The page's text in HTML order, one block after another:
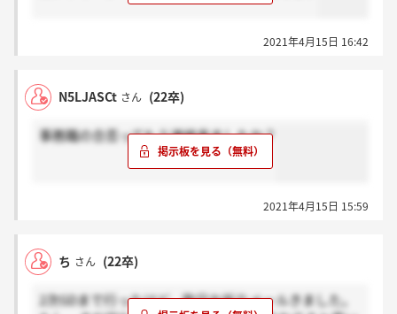
2021年4月15日 16:42
N5LJASCt さん (22卒)
事務職の合否ってもう連絡来ましたか？
2021年4月15日 15:59
ち さん (22卒)
2次GDまで行ったけど、昨日お祈りメールきました。